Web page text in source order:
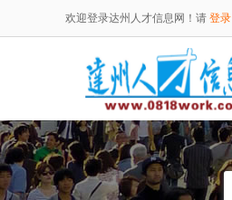
欢迎登录达州人才信息网！请 登录